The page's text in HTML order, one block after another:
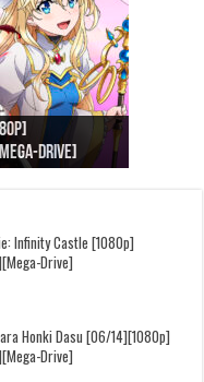
Drive]
[1080p]
Drive]
Drive]
Infinity Castle [1080p]
Drive]
Honki Dasu [06/14][1080p]
Drive]